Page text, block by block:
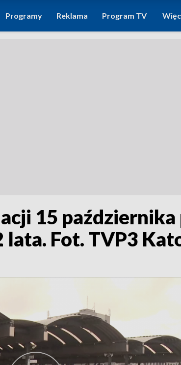
Programy Reklama Program TV
15 października
lata. Fot. TVP3